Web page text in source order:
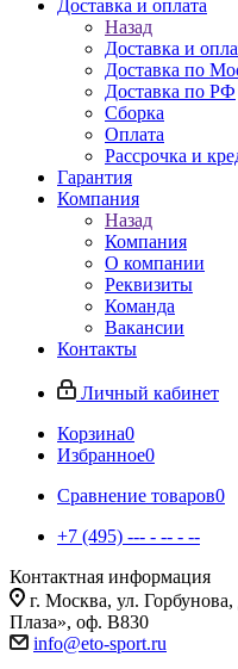
Доставка и оплата
Назад
Доставка и
Доставка по
Доставка по РФ
Сборка
Оплата
Рассрочка и
Гарантия
Компания
Назад
Компания
О компании
Реквизиты
Команда
Вакансии
Контакты
Личный кабинет
Корзина0
Избранное0
Сравнение товаров0
+7 (495) --- - -- - --
Контактная информация
г. Москва, ул.
Плаза», оф. В830
info@eto-sport.ru